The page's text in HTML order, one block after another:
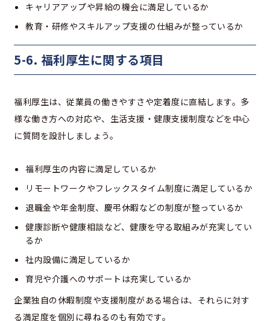
キャリアアップや昇給の機会に満足しているか
教育・研修やスキルアップ支援の仕組みが整っているか
5-6. 福利厚生に関する項目
福利厚生は、従業員の働きやすさや定着度に直結します。多
様な働き方への対応や、生活支援・健康支援制度などを中心
に質問を設計しましょう。
福利厚生の内容に満足しているか
リモートワークやフレックスタイム制度に満足しているか
退職金や年金制度、慶弔休暇などの制度が整っているか
健康診断や健康相談など、健康を守る取組みが充実してい
るか
社内設備に満足しているか
育児や介護へのサポートは充実しているか
企業独自の休暇制度や支援制度がある場合は、それらに対す
る満足度を個別に尋ねるのも有効です。